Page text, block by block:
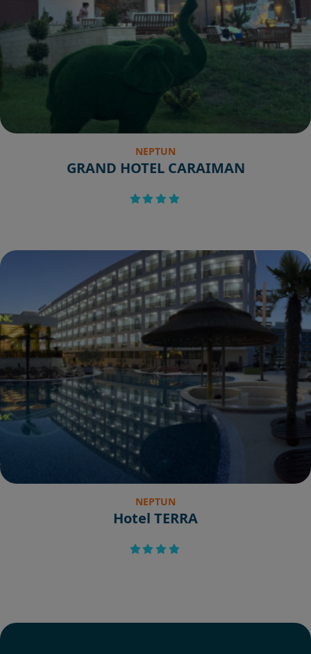
NEPTUN
GRAND HOTEL CARAIMAN
NEPTUN
Hotel TERRA